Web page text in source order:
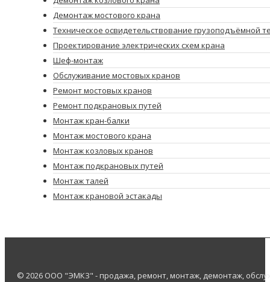
Демонтаж мостового крана
Техническое освидетельствование грузоподъёмной
Проектирование электрических схем крана
Шеф-монтаж
Обслуживание мостовых кранов
Ремонт мостовых кранов
Ремонт подкрановых путей
Монтаж кран-балки
Монтаж мостового крана
Монтаж козловых кранов
Монтаж подкрановых путей
Монтаж талей
Монтаж крановой эстакады
© 2026 ООО "ЭМКЗ" - продажа, ремонт, монтаж, демонтаж,